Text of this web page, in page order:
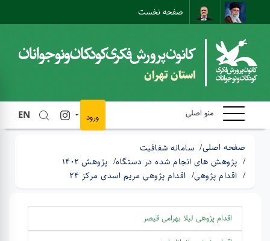
صفحه نخست
نقشه سایت
ارتباط مستقیم
استان تهران
منو اصلی EN ورود
صفحه اصلی
سامانه شفافیت
پژوهش های انجام شده در دستگاه
پژوهش 1402
اقدام پژوهی
اقدام پژوهی مریم اسدی مرکز 24
اقدام پژوهی لیلا بهرامی قیصر